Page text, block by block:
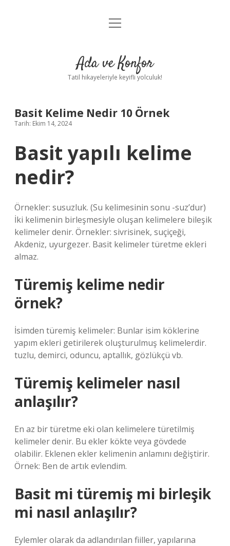
Anasayfa
Yasal Uyarı
menüyü
Ada ve Konfor
Tatil hikayeleriyle keyifli yolculuk!
Basit Kelime Nedir 10 Örnek
Tarih: Ekim 14, 2024
Basit yapılı kelime
nedir?
Örnekler: susuzluk. (Su kelimesinin sonu -suz’dur)
İki kelimenin birleşmesiyle oluşan kelimelere bileşik
kelimeler denir. Örnekler: sivrisinek, suçiçeği,
Akdeniz, uyurgezer. Basit kelimeler türetme ekleri
almaz.
Türemiş kelime nedir
örnek?
İsimden türemiş kelimeler: Bunlar isim köklerine
yapım ekleri getirilerek oluşturulmuş kelimelerdir.
tuzlu, demirci, oduncu, aptallık, gözlükçü vb.
Türemiş kelimeler nasıl
anlaşılır?
En az bir türetme eki olan kelimelere türetilmiş
kelimeler denir. Bu ekler kökte veya gövdede
olabilir. Eklenen ekler kelimenin anlamını değiştirir.
Örnek: Ben de artık evlendim.
Basit mi türemiş mi birleşik
mi nasıl anlaşılır?
Eylemler olarak da adlandırılan fiiller, yapılarına